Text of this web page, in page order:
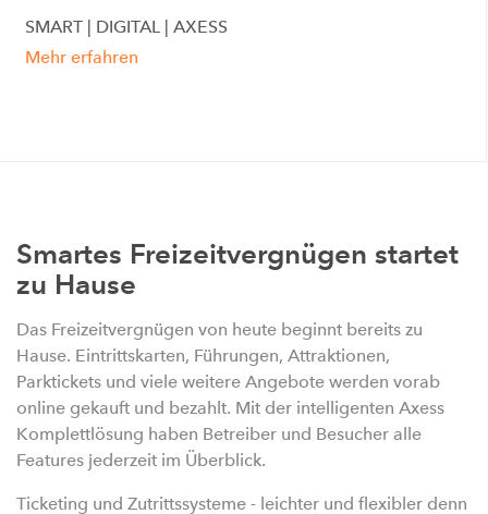
SMART | DIGITAL | AXESS
Mehr erfahren
Smartes Freizeitvergnügen startet
zu Hause
Das Freizeitvergnügen von heute beginnt bereits zu
Hause. Eintrittskarten, Führungen, Attraktionen,
Parktickets und viele weitere Angebote werden vorab
online gekauft und bezahlt. Mit der intelligenten Axess
Komplettlösung haben Betreiber und Besucher alle
Features jederzeit im Überblick.
Ticketing und Zutrittssysteme - leichter und flexibler denn